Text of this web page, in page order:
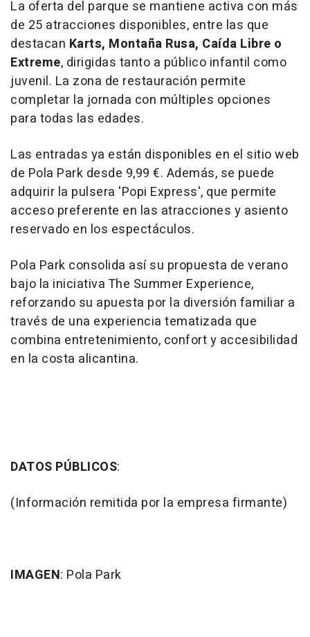
La oferta del parque se mantiene activa con más
de 25 atracciones disponibles, entre las que
destacan Karts, Montaña Rusa, Caída Libre o
Extreme, dirigidas tanto a público infantil como
juvenil. La zona de restauración permite
completar la jornada con múltiples opciones
para todas las edades.
Las entradas ya están disponibles en el sitio web
de Pola Park desde 9,99 €. Además, se puede
adquirir la pulsera 'Popi Express', que permite
acceso preferente en las atracciones y asiento
reservado en los espectáculos.
Pola Park consolida así su propuesta de verano
bajo la iniciativa The Summer Experience,
reforzando su apuesta por la diversión familiar a
través de una experiencia tematizada que
combina entretenimiento, confort y accesibilidad
en la costa alicantina.
DATOS PÚBLICOS:
(Información remitida por la empresa firmante)
IMAGEN: Pola Park